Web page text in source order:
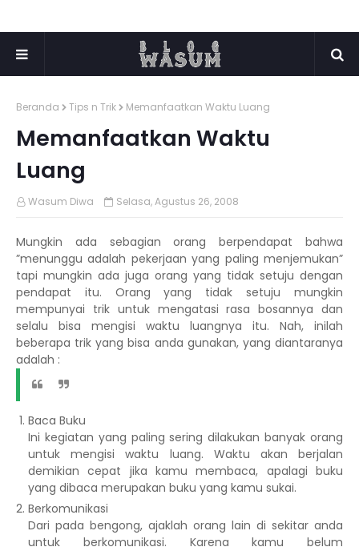
Beranda Tips n Trik Memanfaatkan Waktu Luang
Memanfaatkan Waktu
Luang
Wasum Diwa Selasa, Agustus 26, 2008
Mungkin ada sebagian orang berpendapat bahwa
”menunggu adalah pekerjaan yang paling menjemukan”
tapi mungkin ada juga orang yang tidak setuju dengan
pendapat itu. Orang yang tidak setuju mungkin
mempunyai trik untuk mengatasi rasa bosannya dan
selalu bisa mengisi waktu luangnya itu. Nah, inilah
beberapa trik yang bisa anda gunakan, yang diantaranya
adalah :
Baca Buku
Ini kegiatan yang paling sering dilakukan banyak orang
untuk mengisi waktu luang. Waktu akan berjalan
demikian cepat jika kamu membaca, apalagi buku
yang dibaca merupakan buku yang kamu sukai.
Berkomunikasi
Dari pada bengong, ajaklah orang lain di sekitar anda
untuk berkomunikasi. Karena kamu belum